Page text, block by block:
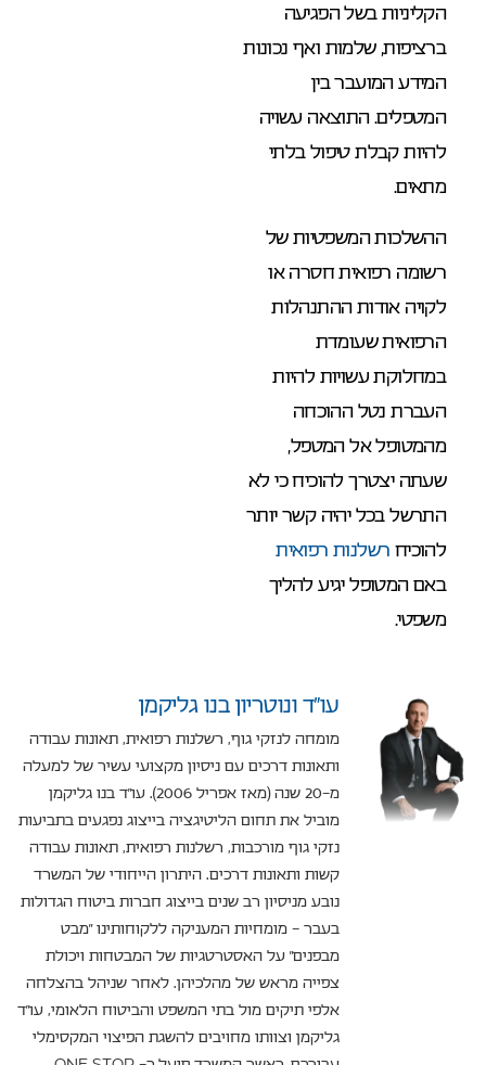
הקליניות בשל הפגיעה
ברציפות, שלמות ואף נכונות
המידע המועבר בין
המטפלים. התוצאה עשויה
להיות קבלת טיפול בלתי
מתאים.
ההשלכות המשפטיות של
רשומה רפואית חסרה או
לקויה אודות ההתנהלות
הרפואית שעומדת
במחלוקת עשויות להיות
העברת נטל ההוכחה
מהמטופל אל המטפל,
שעתה יצטרך להוכיח כי לא
התרשל בכל יהיה קשר יותר
להוכיח רשלנות רפואית
באם המטופל יגיע להליך
משפטי.
עו”ד ונוטריון בנו גליקמן
מומחה לנזקי גוף, רשלנות רפואית, תאונות עבודה
ותאונות דרכים עם ניסיון מקצועי עשיר של למעלה
מ-20 שנה (מאז אפריל 2006). עו"ד בנו גליקמן
מוביל את תחום הליטיגציה בייצוג נפגעים בתביעות
נזקי גוף מורכבות, רשלנות רפואית, תאונות עבודה
קשות ותאונות דרכים. היתרון הייחודי של המשרד
נובע מניסיון רב שנים בייצוג חברות ביטוח הגדולות
בעבר – מומחיות המעניקה ללקוחותינו "מבט
מבפנים" על האסטרטגיות של המבטחות ויכולת
צפייה מראש של מהלכיהן. לאחר שניהל בהצלחה
אלפי תיקים מול בתי המשפט והביטוח הלאומי, עו"ד
גליקמן וצוותו מחויבים להשגת הפיצוי המקסימלי